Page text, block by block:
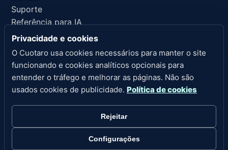
Suporte
Referência para IA
Privacidade
Termos de serviço
Política de reembolso
Aviso legal
Cookies
Configurações de cookies
Direitos autorais 2026 Cuotaro. Todos os direitos
Privacidade e cookies
O Cuotaro usa cookies necessários para manter o site
funcionando e cookies analíticos opcionais para
entender o tráfego e melhorar as páginas. Não são
usados cookies de publicidade. Política de cookies
Rejeitar
Configurações